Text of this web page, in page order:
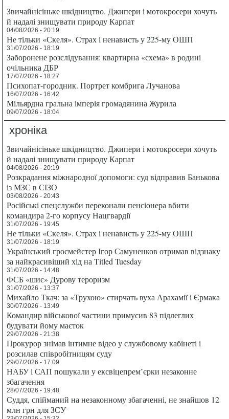
Звичайнісіньке шкідництво. Джипери і мотокросери хочуть
й надалі знищувати природу Карпат
04/08/2026 - 20:19
Не тільки «Скеля». Страх і ненависть у 225-му ОШП
31/07/2026 - 18:19
Заборонене розслідування: квартирна «схема» в родині
очільника ДБР
17/07/2026 - 18:27
Психопат-городник. Портрет комбрига Лучанова
16/07/2026 - 16:42
Мільярдна гральна імперія громадянина Журила
09/07/2026 - 18:04
хроніка
Звичайнісіньке шкідництво. Джипери і мотокросери хочуть
й надалі знищувати природу Карпат
04/08/2026 - 20:19
Розкрадання міжнародної допомоги: суд відправив Банькова
із МЗС в СІЗО
03/08/2026 - 20:43
Російські спецслужби переконали пенсіонера вбити
командира 2-го корпусу Нацгвардії
31/07/2026 - 19:45
Не тільки «Скеля». Страх і ненависть у 225-му ОШП
31/07/2026 - 18:19
Український гросмейстер Ігор Самуненков отримав відзнаку
за найкрасивіший хід на Titled Tuesday
31/07/2026 - 14:48
ФСБ «шиє» Дурову тероризм
31/07/2026 - 13:37
Михайло Ткач: за «Трухою» стирчать вуха Арахамії і Єрмака
30/07/2026 - 13:49
Командир військової частини примусив 83 підлеглих
будувати йому маєток
29/07/2026 - 21:38
Прокурор знімав інтимне відео у службовому кабінеті і
розсилав співробітницям суду
29/07/2026 - 17:09
НАБУ і САП пошукали у ексвіцепрем’єрки незаконне
збагачення
28/07/2026 - 19:48
Суддя, спійманий на незаконному збагаченні, не знайшов 12
млн грн для ЗСУ